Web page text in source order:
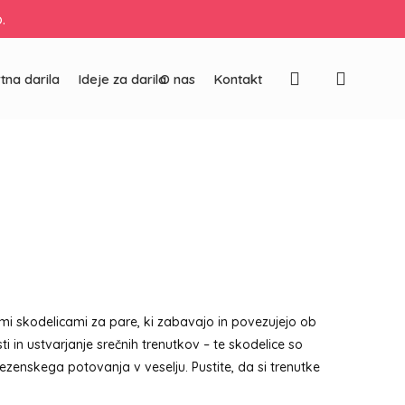
darila Ideje za darilaO nas Kontakt
skodelicami za pare, ki zabavajo in povezujejo ob
in ustvarjanje srečnih trenutkov – te skodelice so
potovanja v veselju. Pustite, da si trenutke